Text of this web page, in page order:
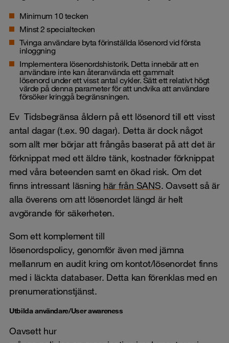
Minimum 10 tecken
Minst 2 specialtecken
Tvinga användare byta förinställda lösenord vid första
inloggning
Implementera lösenordshistorik. Detta innebär att en
användare inte kan återanvända ett gammalt
lösenord under ett visst antal cykler. Sätt ett relativt högt
värde på denna parameter för att undvika att användare
försöker kringgå begränsningen.
Ev Tidsbegränsa åldern på ett lösenord till ett visst
antal dagar (t.ex. 90 dagar). Detta är dock något
som allt mer börjar att frångås baserat på att det är
förknippat med ett äldre tänk, kostnader förknippat
med våra beteenden samt en ökad risk. Om det
finns intressant läsning här från SANS. Oavsett så är
alla överens om att lösenordet längd är helt
avgörande för säkerheten.
Som ett komplement till
lösenordspolicy, genomför även med jämna
mellanrum en audit kring om kontot/lösenordet finns
med i läckta databaser. Detta kan förenklas med en
prenumerationstjänst.
Utbilda användare/User awareness
Oavsett hur